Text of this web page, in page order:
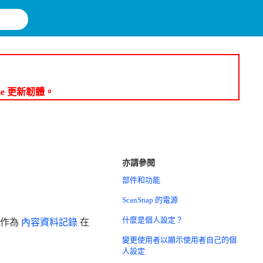
更新韌體。
為 內容資料記錄 在
亦請參閱
部件和功能
ScanSnap 的電源
什麼是個人設定？
變更使用者以顯示使用者自己的個
人設定